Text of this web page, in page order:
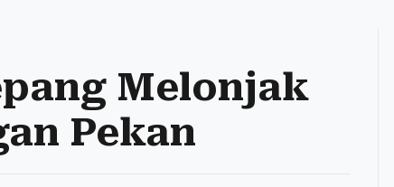
Melonjak
Pekan